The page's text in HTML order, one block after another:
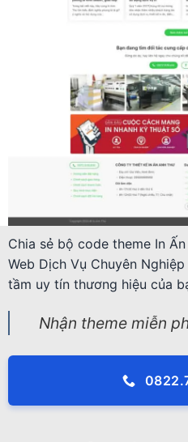
Chia sẻ bộ code theme In
Web Dịch Vụ Chuyên
tầm uy tín thương hiệu của
Nhận theme miễn